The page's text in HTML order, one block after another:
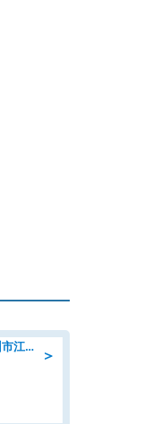
＞
製品の梱包・組立および検査・ 奥州市江刺/大手企業で長期安定 梱包・検査・組立/半年経過毎に5万円の報奨金有